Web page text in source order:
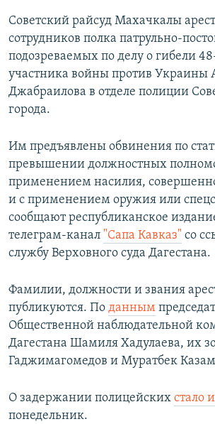
Все сайты РСЕ/РС
Советский райсуд Махачкалы
сотрудников полка патрульно-
подозреваемых по делу о гибели
участника войны против Украины
Джабраилова в отделе полиции
города.
Им предъявлены обвинения по
превышении должностных
применением насилия,
и с применением оружия или
сообщают республиканское
телеграм-канал "Сапа Кавказ" со
службу Верховного суда Дагестана.
Фамилии, должности и звания
публикуются. По данным
Общественной наблюдательной
Дагестана Шамиля Хадулаева, их
Гаджимагомедов и Муратбек
О задержании полицейских стало
понедельник.